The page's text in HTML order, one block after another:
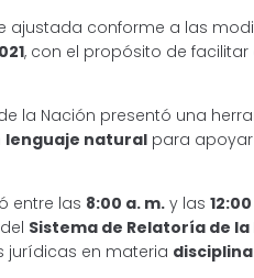
ajustada conforme a las
, con el propósito de facilitar
la Nación presentó una
lenguaje natural para
entre las 8:00 a. m. y las
Sistema de Relatoría de
jurídicas en materia